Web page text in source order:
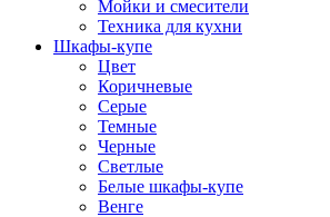
Мойки и смесители
Техника для кухни
Шкафы-купе
Цвет
Коричневые
Серые
Темные
Черные
Светлые
Белые шкафы-купе
Венге